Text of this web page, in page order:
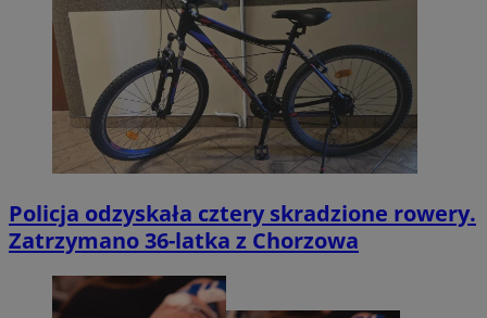
Policja odzyskała cztery skradzione rowery.
Zatrzymano 36-latka z Chorzowa